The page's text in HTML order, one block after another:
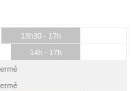
13h30 - 17h
14h - 17h